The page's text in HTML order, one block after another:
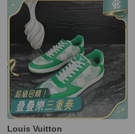
Louis Vuitton